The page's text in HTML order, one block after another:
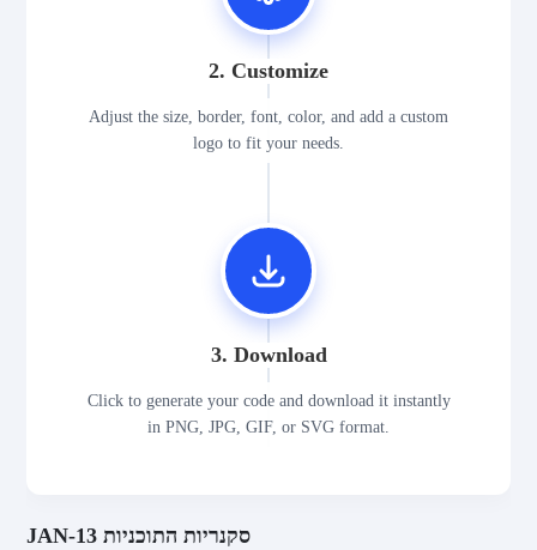
2. Customize
Adjust the size, border, font, color, and add a custom
logo to fit your needs.
3. Download
Click to generate your code and download it instantly
in PNG, JPG, GIF, or SVG format.
JAN-13 סקנריות התוכניות